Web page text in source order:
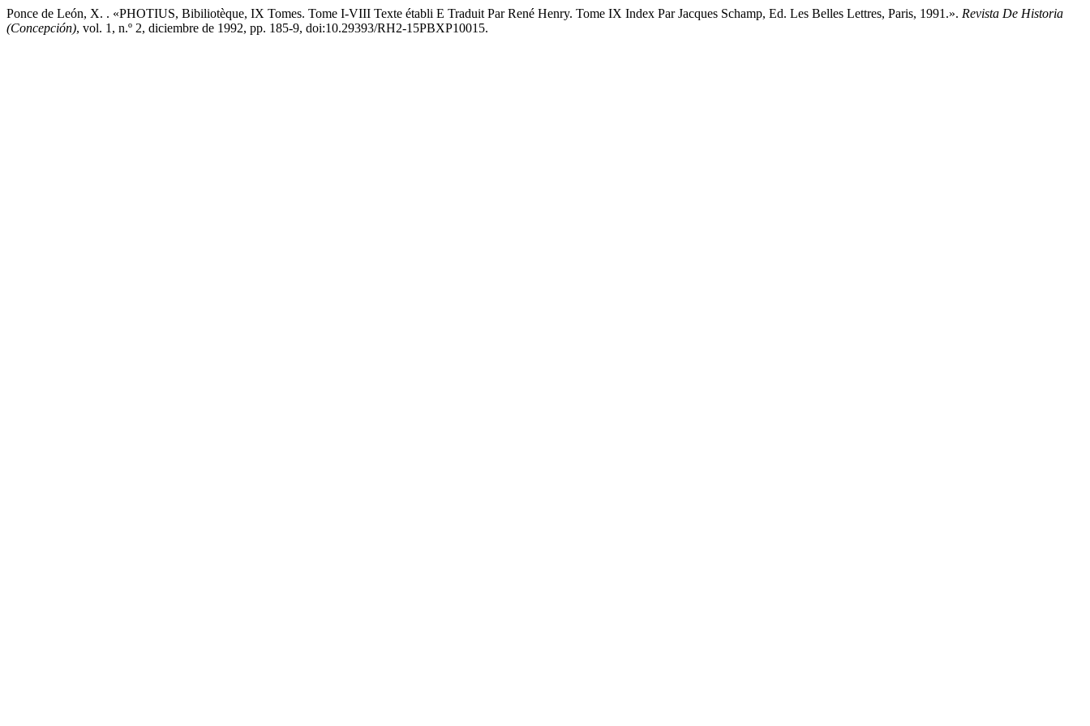
Ponce de León, X. . «PHOTIUS, Bibiliotèque, IX Tomes. Tome I-VIII Texte établi E Traduit Par René Henry. Tome IX Index Par Jacques Schamp, Ed. Les Belles Lettres, Paris, 1991.». Revista De Historia
(Concepción), vol. 1, n.º 2, diciembre de 1992, pp. 185-9, doi:10.29393/RH2-15PBXP10015.